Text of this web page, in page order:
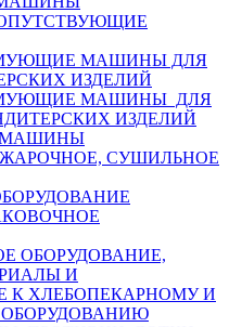
МАШИНЫ ДЛЯ
ИЗДЕЛИЙ
МАШИНЫ ДЛЯ
ИЗДЕЛИЙ
МАШИНЫ
СУШИЛЬНОЕ
ОБОРУДОВАНИЕ,
И
ХЛЕБОПЕКАРНОМУ И